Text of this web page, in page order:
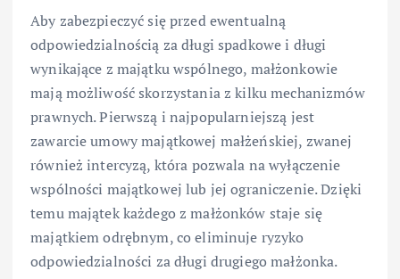
Aby zabezpieczyć się przed ewentualną
odpowiedzialnością za długi spadkowe i długi
wynikające z majątku wspólnego, małżonkowie
mają możliwość skorzystania z kilku mechanizmów
prawnych. Pierwszą i najpopularniejszą jest
zawarcie umowy majątkowej małżeńskiej, zwanej
również intercyzą, która pozwala na wyłączenie
wspólności majątkowej lub jej ograniczenie. Dzięki
temu majątek każdego z małżonków staje się
majątkiem odrębnym, co eliminuje ryzyko
odpowiedzialności za długi drugiego małżonka.